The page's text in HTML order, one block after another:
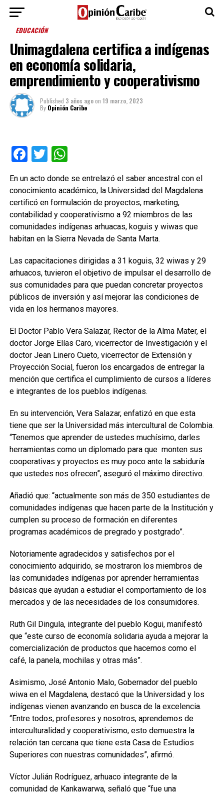
EDUCACIÓN
Unimagdalena certifica a indígenas
en economía solidaria,
emprendimiento y cooperativismo
Published 3 años agoon 19 marzo, 2023
By Opinión Caribe
Facebook
TwitterWhatsApp
En un acto donde se entrelazó el saber ancestral con el
conocimiento académico, la Universidad del Magdalena
certificó en formulación de proyectos, marketing,
contabilidad y cooperativismo a 92 miembros de las
comunidades indígenas arhuacas, koguis y wiwas que
habitan en la Sierra Nevada de Santa Marta.
Las capacitaciones dirigidas a 31 koguis, 32 wiwas y 29
arhuacos, tuvieron el objetivo de impulsar el desarrollo de
sus comunidades para que puedan concretar proyectos
públicos de inversión y así mejorar las condiciones de
vida en los hermanos mayores.
El Doctor Pablo Vera Salazar, Rector de la Alma Mater, el
doctor Jorge Elías Caro, vicerrector de Investigación y el
doctor Jean Linero Cueto, vicerrector de Extensión y
Proyección Social, fueron los encargados de entregar la
mención que certifica el cumplimiento de cursos a líderes
e integrantes de los pueblos indígenas.
En su intervención, Vera Salazar, enfatizó en que esta
tiene que ser la Universidad más intercultural de Colombia.
“Tenemos que aprender de ustedes muchísimo, darles
herramientas como un diplomado para que monten sus
cooperativas y proyectos es muy poco ante la sabiduría
que ustedes nos ofrecen”, aseguró el máximo directivo.
Añadió que: “actualmente son más de 350 estudiantes de
comunidades indígenas que hacen parte de la Institución y
cumplen su proceso de formación en diferentes
programas académicos de pregrado y postgrado”.
Notoriamente agradecidos y satisfechos por el
conocimiento adquirido, se mostraron los miembros de
las comunidades indígenas por aprender herramientas
básicas que ayudan a estudiar el comportamiento de los
mercados y de las necesidades de los consumidores.
Ruth Gil Dingula, integrante del pueblo Kogui, manifestó
que “este curso de economía solidaria ayuda a mejorar la
comercialización de productos que hacemos como el
café, la panela, mochilas y otras más”.
Asimismo, José Antonio Malo, Gobernador del pueblo
wiwa en el Magdalena, destacó que la Universidad y los
indígenas vienen avanzando en busca de la excelencia.
“Entre todos, profesores y nosotros, aprendemos de
interculturalidad y cooperativismo, esto demuestra la
relación tan cercana que tiene esta Casa de Estudios
Superiores con nuestras comunidades”, afirmó.
Víctor Julián Rodríguez, arhuaco integrante de la
comunidad de Kankawarwa, señaló que “fue una